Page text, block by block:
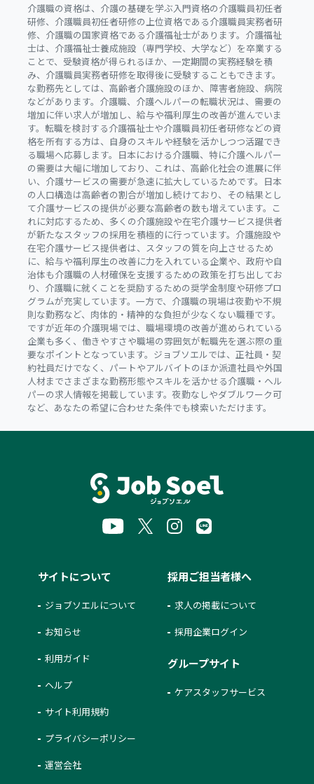
介護職の資格は、介護の基礎を学ぶ入門資格の介護職員初任者
研修、介護職員初任者研修の上位資格である介護職員実務者研
修、介護職の国家資格である介護福祉士があります。介護福祉
士は、介護福祉士養成施設（専門学校、大学など）を卒業する
ことで、受験資格が得られるほか、一定期間の実務経験を積
み、介護職員実務者研修を取得後に受験することもできます。
な勤務先としては、高齢者介護施設のほか、障害者施設、病院
などがあります。介護職、介護ヘルパーの転職状況は、需要の
増加に伴い求人が増加し、給与や福利厚生の改善が進んでいま
す。転職を検討する介護福祉士や介護職員初任者研修などの資
格を所有する方は、自身のスキルや経験を活かしつつ活躍でき
る職場へ応募します。日本における介護職、特に介護ヘルパー
の需要は大幅に増加しており、これは、高齢化社会の進展に伴
い、介護サービスの需要が急速に拡大しているためです。日本
の人口構造は高齢者の割合が増加し続けており、その結果とし
て介護サービスの提供が必要な高齢者の数も増えています。こ
れに対応するため、多くの介護施設や在宅介護サービス提供者
が新たなスタッフの採用を積極的に行っています。介護施設や
在宅介護サービス提供者は、スタッフの質を向上させるため
に、給与や福利厚生の改善に力を入れている企業や、政府や自
治体も介護職の人材確保を支援するための政策を打ち出してお
り、介護職に就くことを奨励するための奨学金制度や研修プロ
グラムが充実しています。一方で、介護職の現場は夜勤や不規
則な勤務など、肉体的・精神的な負担が少なくない職種です。
ですが近年の介護現場では、職場環境の改善が進められている
企業も多く、働きやすさや職場の雰囲気が転職先を選ぶ際の重
要なポイントとなっています。ジョブソエルでは、正社員・契
約社員だけでなく、パートやアルバイトのほか派遣社員や外国
人材までさまざまな勤務形態やスキルを活かせる介護職・ヘル
パーの求人情報を掲載しています。夜勤なしやダブルワーク可
など、あなたの希望に合わせた条件でも検索いただけます。
サイトについて
ジョブソエルについて
お知らせ
利用ガイド
ヘルプ
サイト利用規約
プライバシーポリシー
運営会社
採用ご担当者様へ
求人の掲載について
採用企業ログイン
グループサイト
ケアスタッフサービス